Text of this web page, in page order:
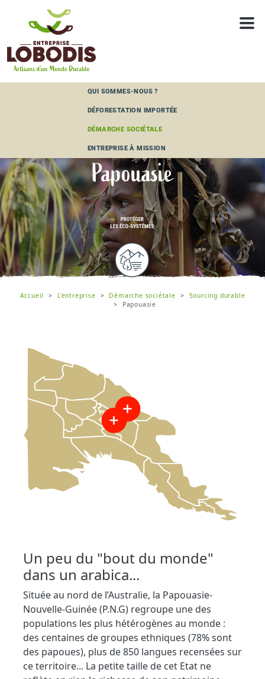
QUI SOMMES-NOUS ?
DÉFORESTATION IMPORTÉE
DÉMARCHE SOCIÉTALE
ENTREPRISE À MISSION
PAPOUASIE
Papouasie
Accueil L'entreprise Démarche sociétale
Sourcing durable
Papouasie
Un peu du "bout du monde"
dans un arabica...
Située au nord de l’Australie, la Papouasie-
Nouvelle-Guinée (P.N.G) regroupe une des
populations les plus hétérogènes au monde :
des centaines de groupes ethniques (78% sont
des papoues), plus de 850 langues recensées sur
ce territoire... La petite taille de cet Etat ne
Panneau de gestion des cookies